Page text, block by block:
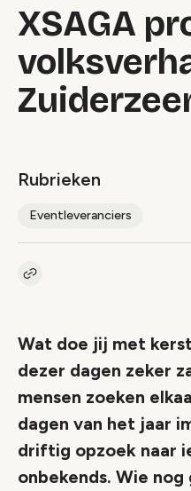
XSAGA
Rubrieken
Eventleveranciers
Kopieer link naar artikel
Wat doe jij met
dezer dagen zeker
mensen zoeken
dagen van het jaar
driftig opzoek naar
onbekends. Wie